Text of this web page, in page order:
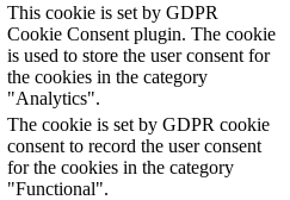
This cookie is set by GDPR
Cookie Consent plugin. The cookie
is used to store the user consent for
the cookies in the category
"Analytics".
The cookie is set by GDPR cookie
consent to record the user consent
for the cookies in the category
"Functional".